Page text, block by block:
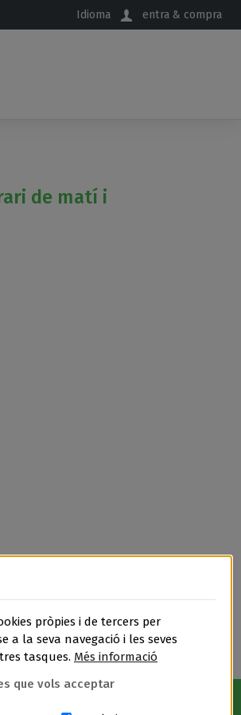
Idioma entra & compra
de matí i
pròpies i de tercers per
a la seva navegació i les seves
tasques. Més informació
que vols acceptar